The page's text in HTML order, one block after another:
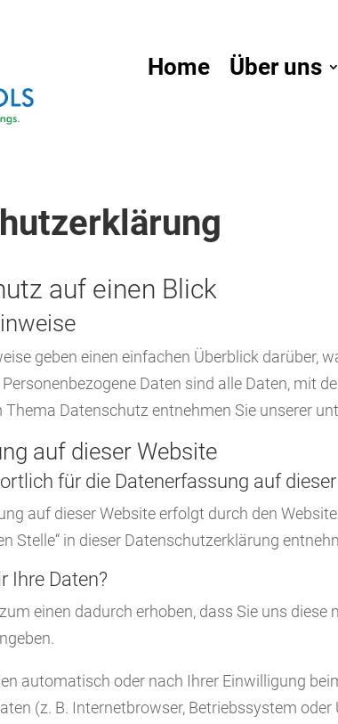
Home Über uns
auf einen Blick
geben einen einfachen Überblick darüber,
Daten sind alle Daten, mit
Datenschutz entnehmen Sie unserer
auf dieser Website
für die Datenerfassung auf
auf dieser Website erfolgt durch den
Stelle“ in dieser Datenschutzerklärung
Ihre Daten?
einen dadurch erhoben, dass Sie uns
automatisch oder nach Ihrer Einwilligung
(z. B. Internetbrowser, Betriebssystem